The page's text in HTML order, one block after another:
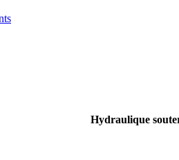
Hydraulique